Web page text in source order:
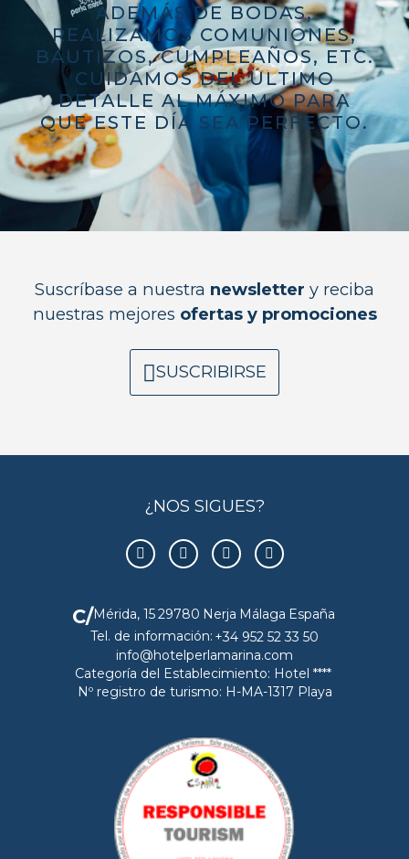
ADEMÁS DE BODAS,
REALIZAMOS COMUNIONES,
BAUTIZOS, CUMPLEAÑOS, ETC.
CUIDAMOS DEL ÚLTIMO
DETALLE AL MÁXIMO PARA
QUE ESTE DÍA SEA PERFECTO.
Suscríbase a nuestra newsletter y reciba
nuestras mejores ofertas y promociones
SUSCRIBIRSE
¿NOS SIGUES?
C/Mérida, 1529780 Nerja Málaga España
Tel. de información: +34 952 52 33 50
info@hotelperlamarina.com
Categoría del Establecimiento: Hotel ****
Nº registro de turismo: H-MA-1317 Playa